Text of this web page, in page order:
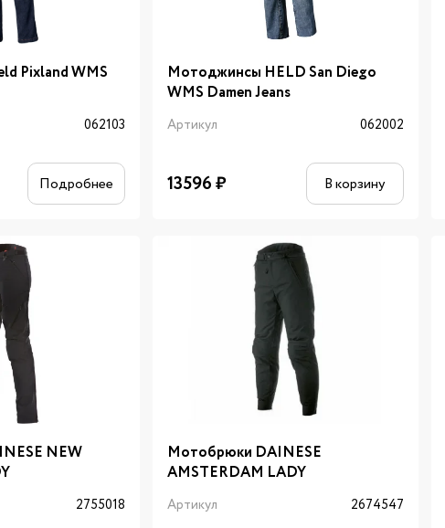
Pixland WMS
062103
Подробнее
Мотоджинсы HELD San Diego
WMS Damen Jeans
Артикул 062002
13596₽ В корзину
NEW
2755018
Мотобрюки DAINESE
AMSTERDAM LADY
Артикул 2674547